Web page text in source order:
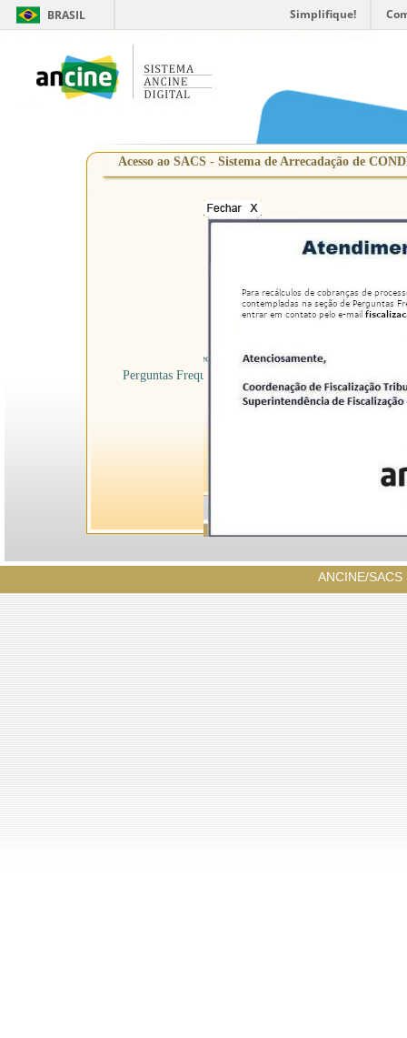
BRASIL Simplifique!
Acesso ao SACS - Sistema de Arrecadação de
Perguntas Frequentes
ANCINE/